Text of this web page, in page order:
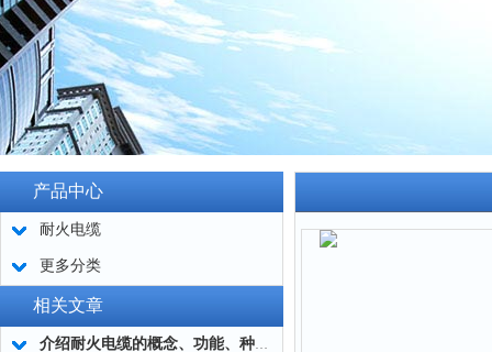
产品中心
耐火电缆
更多分类
相关文章
介绍耐火电缆的概念、功能、种类和应用